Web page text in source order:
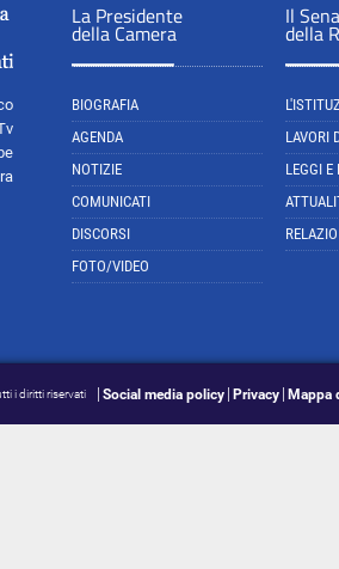
La Presidente
della Camera
BIOGRAFIA
AGENDA
NOTIZIE
COMUNICATI
DISCORSI
FOTO/VIDEO
Il
della
LAVORI
LEGGI E
i diritti riservati Social media policy Privacy Mappa